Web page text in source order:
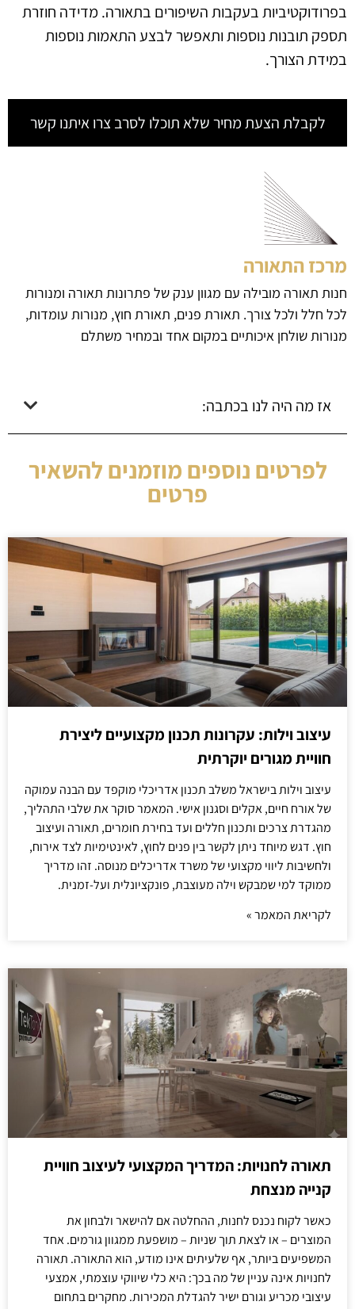
בפרודוקטיביות בעקבות השיפורים בתאורה. מדידה חוזרת
תספק תובנות נוספות ותאפשר לבצע התאמות נוספות
במידת הצורך.
לקבלת הצעת מחיר שלא תוכלו לסרב צרו איתנו קשר
מרכז התאורה
חנות תאורה מובילה עם מגוון ענק של פתרונות תאורה ומנורות
לכל חלל ולכל צורך. תאורת פנים, תאורת חוץ, מנורות עומדות,
מנורות שולחן איכותיים במקום אחד ובמחיר משתלם
אז מה היה לנו בכתבה:
לפרטים נוספים מוזמנים להשאיר
פרטים
עיצוב וילות: עקרונות תכנון מקצועיים ליצירת
חוויית מגורים יוקרתית
עיצוב וילות בישראל משלב תכנון אדריכלי מוקפד עם הבנה עמוקה
של אורח חיים, אקלים וסגנון אישי. המאמר סוקר את שלבי התהליך,
מהגדרת צרכים ותכנון חללים ועד בחירת חומרים, תאורה ועיצוב
חוץ. דגש מיוחד ניתן לקשר בין פנים לחוץ, לאינטימיות לצד אירוח,
ולחשיבות ליווי מקצועי של משרד אדריכלים מנוסה. זהו מדריך
ממוקד למי שמבקש וילה מעוצבת, פונקציונלית ועל-זמנית.
לקריאת המאמר »
תאורה לחנויות: המדריך המקצועי לעיצוב חוויית
קנייה מנצחת
כאשר לקוח נכנס לחנות, ההחלטה אם להישאר ולבחון את
המוצרים – או לצאת תוך שניות – מושפעת ממגוון גורמים. אחד
המשפיעים ביותר, אף שלעיתים אינו מודע, הוא התאורה. תאורה
לחנויות אינה עניין של מה בכך: היא כלי שיווקי עוצמתי, אמצעי
עיצובי מכריע וגורם ישיר להגדלת המכירות. מחקרים בתחום